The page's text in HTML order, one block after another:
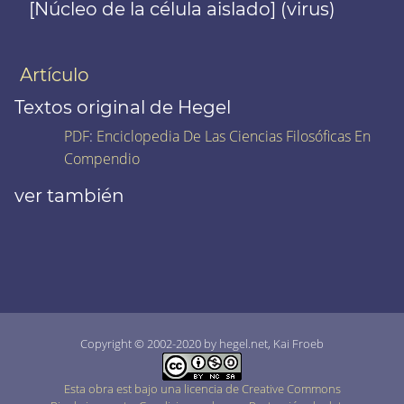
[Núcleo de la célula aislado] (virus)
Artículo
Textos original de Hegel
PDF: Enciclopedia De Las Ciencias Filosóficas En
Compendio
ver también
Copyright © 2002-2020 by hegel.net, Kai Froeb
Esta obra est bajo una licencia de Creative Commons